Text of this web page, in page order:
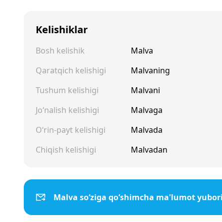
Kelishiklar
Bosh kelishik
Malva
Qaratqich kelishigi
Malvaning
Tushum kelishigi
Malvani
Jo‘nalish kelishigi
Malvaga
O‘rin-payt kelishigi
Malvada
Chiqish kelishigi
Malvadan
Malva so‘ziga qo‘shimcha ma'lumot